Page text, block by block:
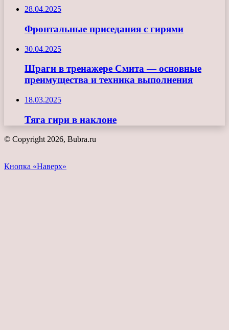
28.04.2025
Фронтальные приседания с гирями
30.04.2025
Шраги в тренажере Смита — основные
преимущества и техника выполнения
18.03.2025
Тяга гири в наклоне
© Copyright 2026, Bubra.ru
Кнопка «Наверх»